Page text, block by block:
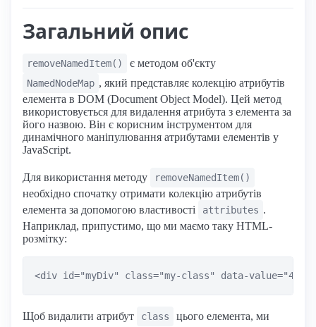
Загальний опис
removeNamedItem() є методом об'єкту
NamedNodeMap , який представляє колекцію атрибутів
елемента в DOM (Document Object Model). Цей метод
використовується для видалення атрибута з елемента за
його назвою. Він є корисним інструментом для
динамічного маніпулювання атрибутами елементів у
JavaScript.
Для використання методу removeNamedItem()
необхідно спочатку отримати колекцію атрибутів
елемента за допомогою властивості
attributes .
Наприклад, припустимо, що ми маємо таку HTML-
розмітку:
Щоб видалити атрибут class
цього елемента, ми